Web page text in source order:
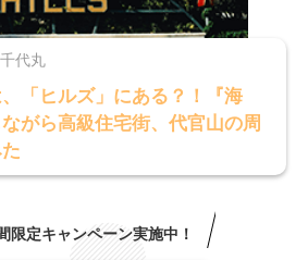
代丸
「ヒルズ」にある？！『海
がら高級住宅街、代官山の周
限定キャンペーン実施中！